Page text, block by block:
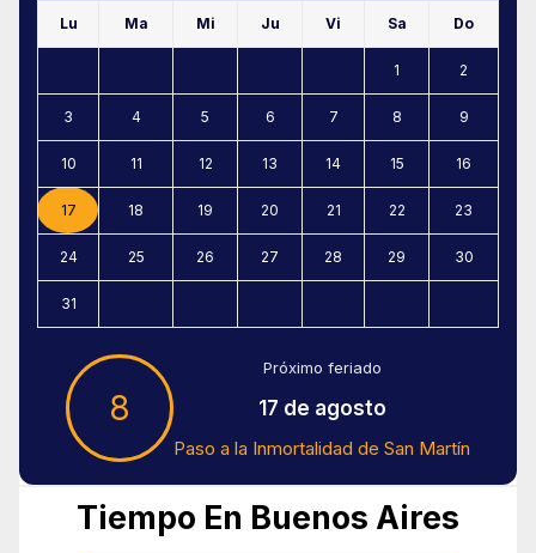
Lu Ma Mi Ju Vi Sa Do
1 2
3 4 5 6 7 8 9
10 11 12 13 14 15 16
17 18 19 20 21 22 23
24 25 26 27 28 29 30
31
8
Próximo feriado
17 de agosto
Paso a la Inmortalidad de San Martín
Tiempo En Buenos Aires